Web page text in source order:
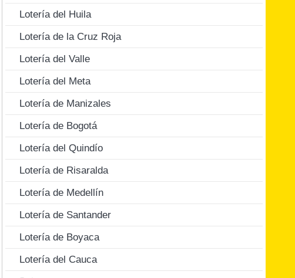
Lotería del Huila
Lotería de la Cruz Roja
Lotería del Valle
Lotería del Meta
Lotería de Manizales
Lotería de Bogotá
Lotería del Quindío
Lotería de Risaralda
Lotería de Medellín
Lotería de Santander
Lotería de Boyaca
Lotería del Cauca